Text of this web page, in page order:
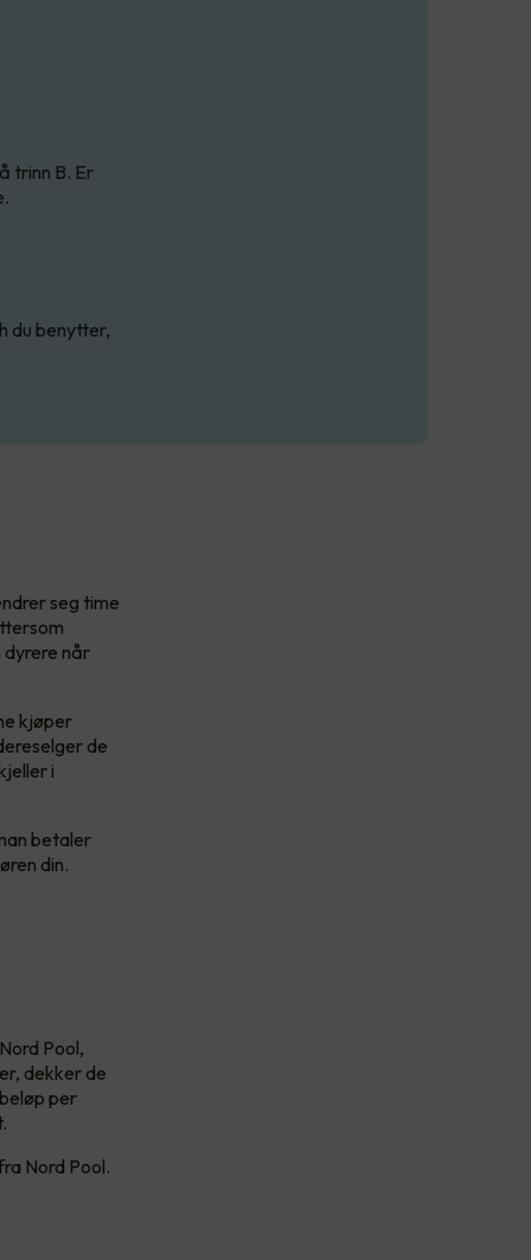
trinn B. Er
du benytter,
seg time
dyrere når
kjøper
de
i
betaler
din.
Pool,
dekker de
per
Nord Pool.